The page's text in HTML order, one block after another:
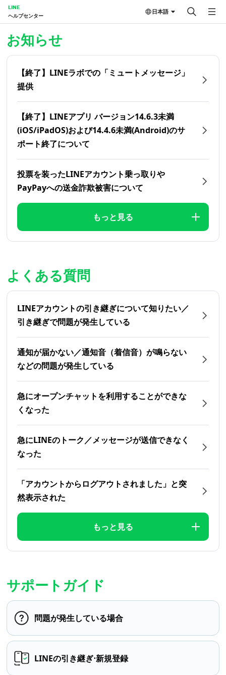
LINE
ヘルプセンター
日本語
お知らせ
【終了】LINEラボでの「ミュートメッセージ」
提供
【終了】LINEアプリ バージョン14.6.3未満
(iOS/iPadOS)および14.4.6未満(Android)のサ
ポート終了について
投票を装ったLINEアカウント乗っ取りや
PayPayへの送金詐欺被害について
もっと見る
よくある質問
LINEアカウントの引き継ぎについて知りたい／
引き継ぎで問題が発生している
通知が届かない／通知音（着信音）が鳴らない
などの問題が発生している
急にオープンチャットを利用することができな
くなった
急にLINEのトーク／メッセージが送信できなく
なった
「アカウントからログアウトされました」と突
然表示された
もっと見る
サポートガイド
問題が発生している場合
LINEの引き継ぎ⋅新規登録